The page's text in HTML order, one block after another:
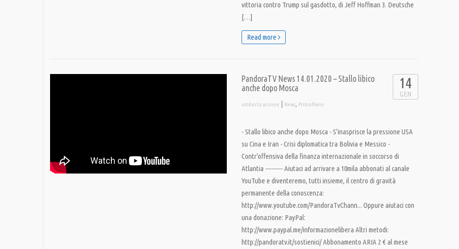
vittoria contro Trump sul gasdotto, di Jeff Hoffman 3. Deutsche
[…]
Read more
PandoraTV News 14.01.2020 – Stallo libico
anche dopo Mosca
umberto ascione | News, PrimoPiano
14
GEN
- Stallo libico anche dopo Mosca - S'inasprisce la pressione USA
su Cina e Iran - Crisi diplomatica tra Bolivia e Messico -
Contr’offensiva della finanza internazionale in soccorso di
Atlantia --------- Aiutaci ad arrivare a 10mila abbonati al canale
YouTube e diventeremo, tutti insieme, il centro di gravità
permanente della conoscenza:
http://www.youtube.com/PandoraTvChann... Oppure aiutaci con
una donazione: PayPal:
http://www.paypal.me/informazionelibera Altri metodi:
http://pandoratv.it/sostienici/ Abbonamento ARIA 2 € al mese